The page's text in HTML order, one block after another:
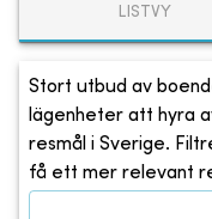
LISTVY
Stort utbud av
lägenheter att hyra
resmål i Sverige.
få ett mer relevant